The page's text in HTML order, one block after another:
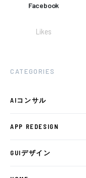
Facebook
Likes
CATEGORIES
AIコンサル
APP REDESIGN
GUIデザイン